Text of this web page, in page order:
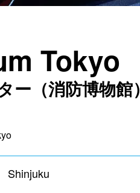
Tokyo
（消防博物館）
Shinjuku